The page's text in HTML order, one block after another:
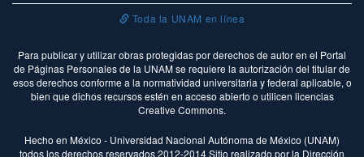
Toda la UNAM en línea
Para publicar y utilizar obras protegidas por derechos de autor en el Portal
de Páginas Personales de la UNAM se requiere la autorización del titular de
esos derechos conforme a la normatividad universitaria y federal aplicable, o
bien que dichos recursos estén en acceso abierto o utilicen licencias
Creative Commons.
Hecho en México - Universidad Nacional Autónoma de México (UNAM)
todos los derechos reservados 2012-2014 Sitio realizado por la Dirección